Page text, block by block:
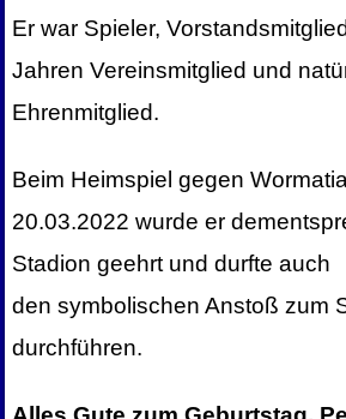
Er war Spieler,
Jahren Vereinsmitglied und
Ehrenmitglied.
Beim Heimspiel gegen
20.03.2022 wurde er
Stadion geehrt und durfte auch
den symbolischen Anstoß zum
durchführen.